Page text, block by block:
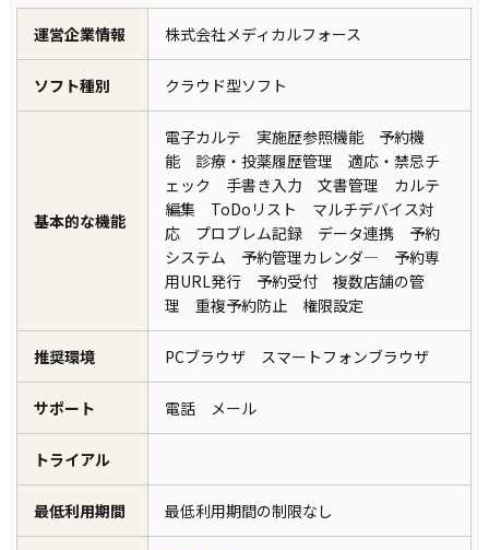
運営企業情報 株式会社メディカルフォース
ソフト種別 クラウド型ソフト
基本的な機能
電子カルテ 実施歴参照機能 予約機
能 診療・投薬履歴管理 適応・禁忌チ
ェック 手書き入力 文書管理 カルテ
編集 ToDoリスト マルチデバイス対
応 プロブレム記録 データ連携 予約
システム 予約管理カレンダ― 予約専
用URL発行 予約受付 複数店舗の管
理 重複予約防止 権限設定
推奨環境 PCブラウザ スマートフォンブラウザ
サポート 電話 メール
トライアル
最低利用期間 最低利用期間の制限なし